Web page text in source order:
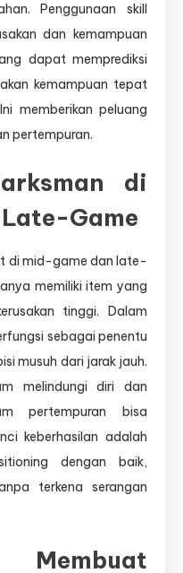
Penggunaan skill
dan kemampuan
dapat memprediksi
kemampuan tepat
memberikan peluang
pertempuran.
di
Game
di mid-game dan late-
memiliki item yang
tinggi. Dalam
sebagai penentu
musuh dari jarak jauh.
melindungi diri dan
pertempuran bisa
keberhasilan adalah
dengan baik,
terkena serangan